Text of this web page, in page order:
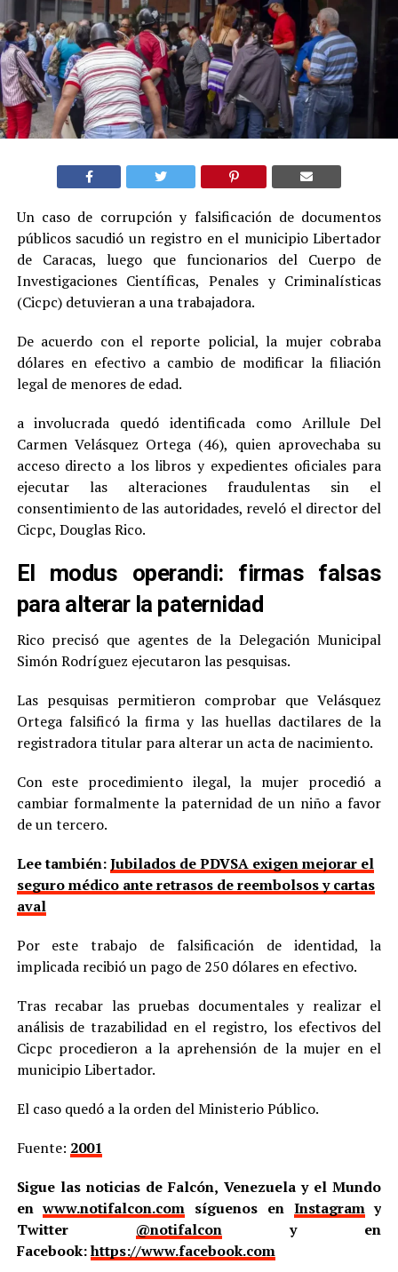
Un caso de corrupción y falsificación de documentos
públicos sacudió un registro en el municipio Libertador
de Caracas, luego que funcionarios del Cuerpo de
Investigaciones Científicas, Penales y Criminalísticas
(Cicpc) detuvieran a una trabajadora.
De acuerdo con el reporte policial, la mujer cobraba
dólares en efectivo a cambio de modificar la filiación
legal de menores de edad.
a involucrada quedó identificada como Arillule Del
Carmen Velásquez Ortega (46), quien aprovechaba su
acceso directo a los libros y expedientes oficiales para
ejecutar las alteraciones fraudulentas sin el
consentimiento de las autoridades, reveló el director del
Cicpc, Douglas Rico.
El modus operandi: firmas falsas
para alterar la paternidad
Rico precisó que agentes de la Delegación Municipal
Simón Rodríguez ejecutaron las pesquisas.
Las pesquisas permitieron comprobar que Velásquez
Ortega falsificó la firma y las huellas dactilares de la
registradora titular para alterar un acta de nacimiento.
Con este procedimiento ilegal, la mujer procedió a
cambiar formalmente la paternidad de un niño a favor
de un tercero.
Lee también:Jubilados de PDVSA exigen mejorar el
seguro médico ante retrasos de reembolsos y cartas
aval
Por este trabajo de falsificación de identidad, la
implicada recibió un pago de 250 dólares en efectivo.
Tras recabar las pruebas documentales y realizar el
análisis de trazabilidad en el registro, los efectivos del
Cicpc procedieron a la aprehensión de la mujer en el
municipio Libertador.
El caso quedó a la orden del Ministerio Público.
Fuente: 2001
Sigue las noticias de Falcón, Venezuela y el Mundo
enwww.notifalcon.com síguenos en Instagramy
Twitter @notifalcony en
Facebook:https://www.facebook.com